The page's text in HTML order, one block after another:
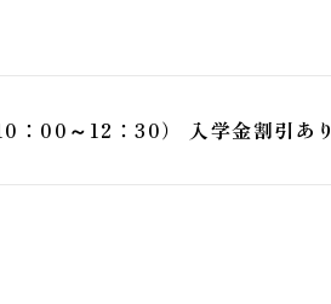
：00～12：30） 入学金割引あり